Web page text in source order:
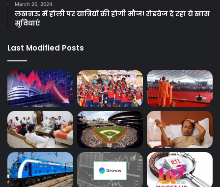
March 20, 2024
लखनऊ में होली पर यात्रियों की होगी मौज! रोडवेज दे रहा ये खास
सुविधाएं
Last Modified Posts